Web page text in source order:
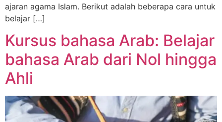
ajaran agama Islam. Berikut adalah beberapa cara untuk
belajar […]
Kursus bahasa Arab: Belajar
bahasa Arab dari Nol hingga
Ahli